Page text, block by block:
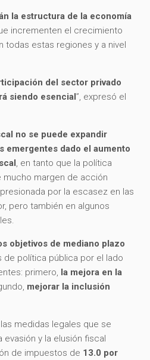
la estructura de la economía
incrementen el crecimiento
todas estas regiones y a nivel
del sector privado
siendo esencial”, expresó el
no se puede expandir
emergentes dado el aumento
, en tanto que la política
margen de acción
por la escasez en las
pero también en algunos
objetivos de mediano plazo
de política pública por el lado
primero, la mejora en la
mejorar la inclusión
medidas legales que se
y la elusión fiscal
de impuestos de 13.0 por